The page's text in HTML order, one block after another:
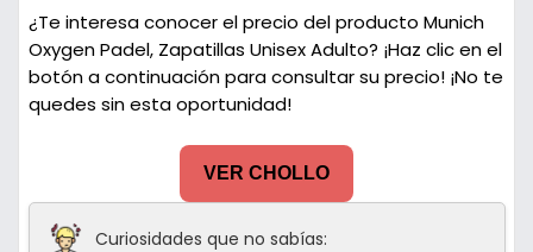
¿Te interesa conocer el precio del producto Munich
Oxygen Padel, Zapatillas Unisex Adulto? ¡Haz clic en el
botón a continuación para consultar su precio! ¡No te
quedes sin esta oportunidad!
VER CHOLLO
Curiosidades que no sabías: